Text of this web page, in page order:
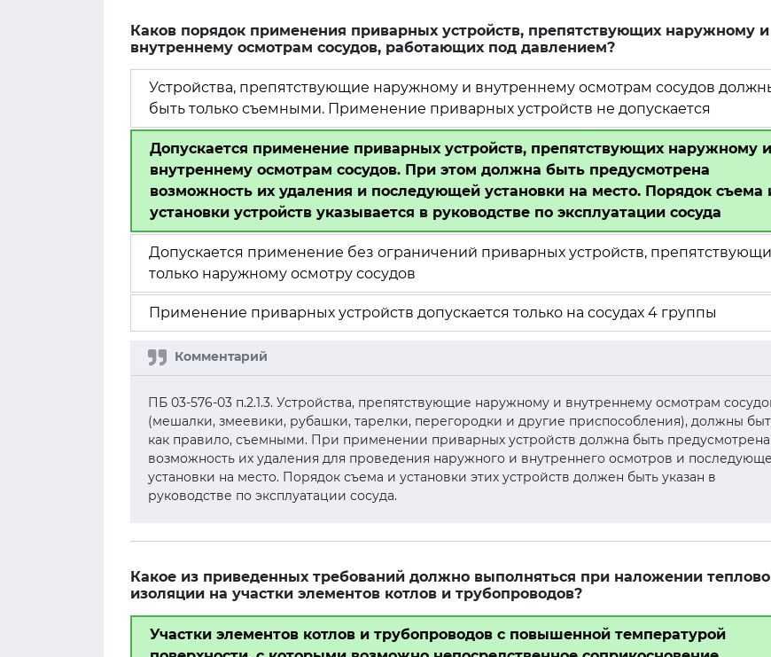
Каков порядок применения приварных устройств, препятствующих наружному и
внутреннему осмотрам сосудов, работающих под давлением?
Устройства, препятствующие наружному и внутреннему осмотрам сосудов
быть только съемными. Применение приварных устройств не допускается
Допускается применение приварных устройств, препятствующих наружному и
внутреннему осмотрам сосудов. При этом должна быть предусмотрена
возможность их удаления и последующей установки на место. Порядок съема
установки устройств указывается в руководстве по эксплуатации сосуда
Допускается применение без ограничений приварных устройств,
только наружному осмотру сосудов
Применение приварных устройств допускается только на сосудах 4 группы
ПБ 03-576-03 п.2.1.3. Устройства, препятствующие наружному и внутреннему осмотрам
(мешалки, змеевики, рубашки, тарелки, перегородки и другие приспособления), должны
как правило, съемными. При применении приварных устройств должна быть предусмотрена
возможность их удаления для проведения наружного и внутреннего осмотров и
установки на место. Порядок съема и установки этих устройств должен быть указан в
руководстве по эксплуатации сосуда.
Какое из приведенных требований должно выполняться при наложении
изоляции на участки элементов котлов и трубопроводов?
Участки элементов котлов и трубопроводов с повышенной температурой